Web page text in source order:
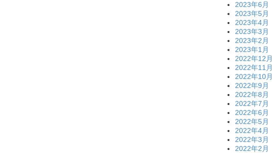
2023年6月
2023年5月
2023年4月
2023年3月
2023年2月
2023年1月
2022年12月
2022年11月
2022年10月
2022年9月
2022年8月
2022年7月
2022年6月
2022年5月
2022年4月
2022年3月
2022年2月